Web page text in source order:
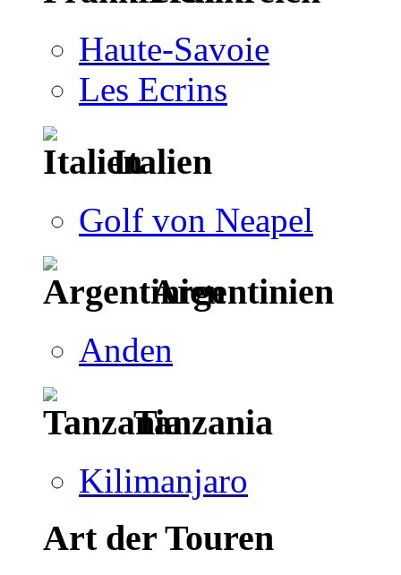
Haute-Savoie
Les Ecrins
Italien
Golf von Neapel
Argentinien
Anden
Tanzania
Kilimanjaro
Art der Touren